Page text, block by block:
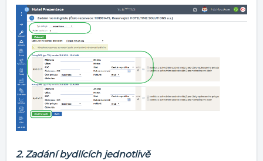
2. Zadání bydlících jednotlivě